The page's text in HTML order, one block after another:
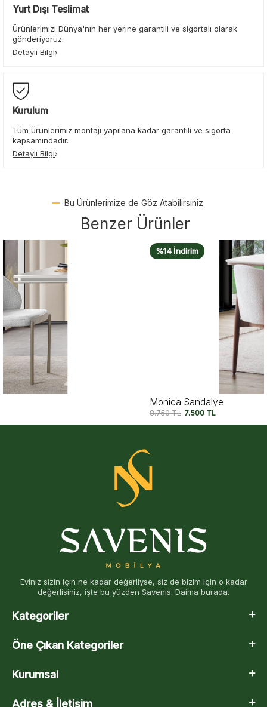
Yurt Dışı Teslimat
Ürünlerimizi Dünya'nın her yerine garantili ve sigortalı olarak
gönderiyoruz.
Detaylı Bilgi
Kurulum
Tüm ürünlerimiz montajı yapılana kadar garantili ve sigorta
kapsamındadır.
Detaylı Bilgi
Bu Ürünlerimize de Göz Atabilirsiniz
Benzer Ürünler
Eviniz sizin için ne kadar değerliyse, siz de bizim için o kadar
değerlisiniz, işte bu yüzden Savenis. Daima burada.
Kategoriler
Öne Çıkan Kategoriler
Kurumsal
Adres & İletişim